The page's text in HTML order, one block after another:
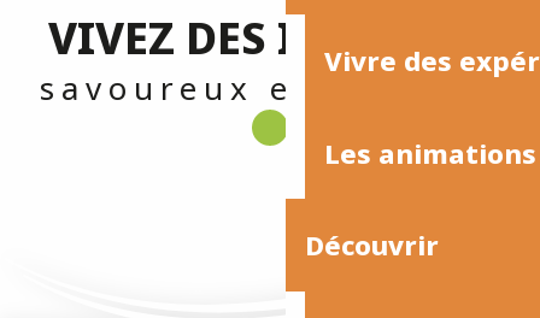
Vivre des
Les
Découvrir
VIVEZ DES INSTANTS
savoureux en Dombes
Aller au marché